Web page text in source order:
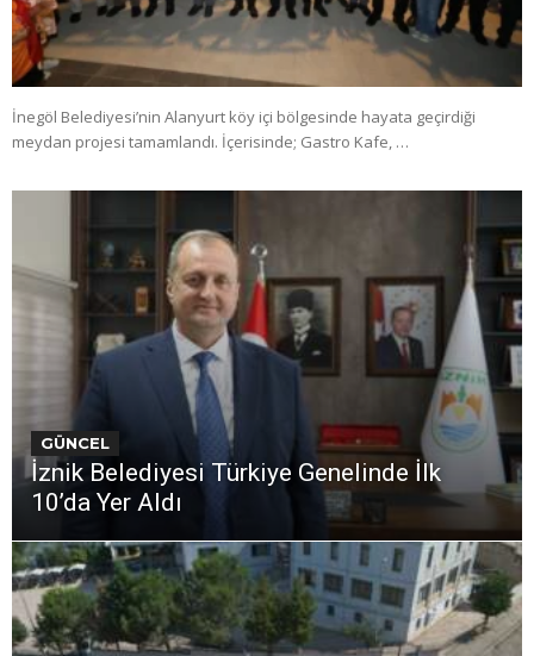
İnegöl Belediyesi’nin Alanyurt köy içi bölgesinde hayata geçirdiği
meydan projesi tamamlandı. İçerisinde; Gastro Kafe, …
GÜNCEL
İznik Belediyesi Türkiye Genelinde İlk
10’da Yer Aldı